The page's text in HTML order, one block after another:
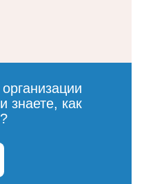
знаете, как